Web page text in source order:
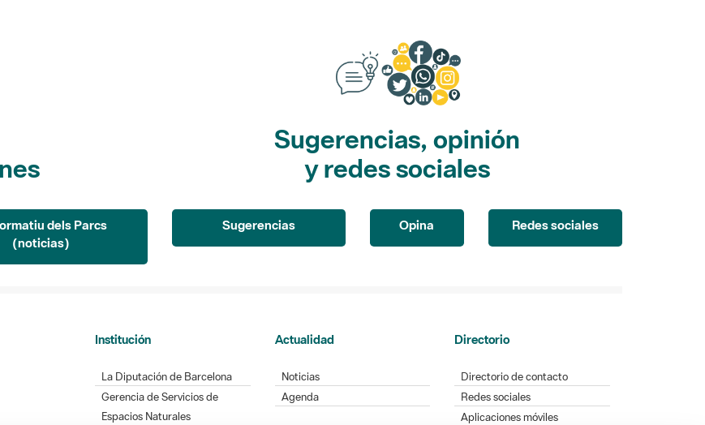
dels Parcs
(noticias)
Sugerencias, opinión
y redes sociales
Sugerencias Opina Redes sociales
Institución
La Diputación de Barcelona
Gerencia de Servicios de
Espacios Naturales
Actualidad
Noticias
Agenda
Directorio
Directorio de contacto
Redes sociales
Aplicaciones móviles